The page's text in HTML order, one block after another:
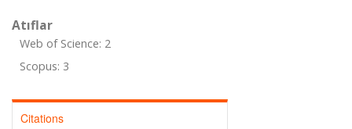
Atıflar
Web of Science: 2
Scopus: 3
Citations